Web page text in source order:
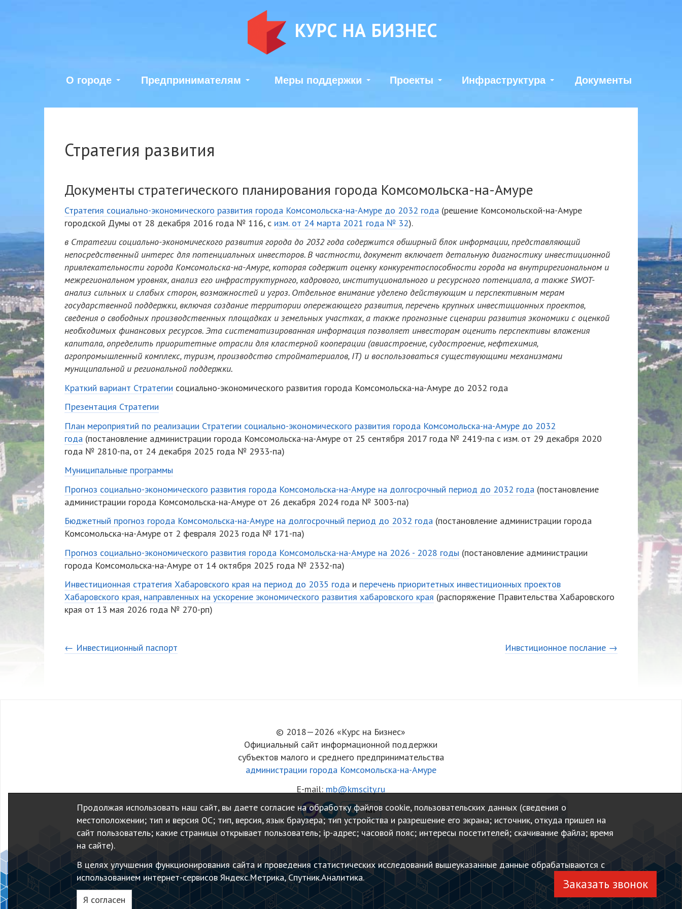
КУРС НА БИЗНЕС
О городе Предпринимателям Меры поддержки Проекты Инфраструктура Документы
Стратегия развития
Документы стратегического планирования города Комсомольска-на-Амуре
Стратегия социально-экономического развития города Комсомольска-на-Амуре до 2032 года (решение Комсомольской-на-Амуре
городской Думы от 28 декабря 2016 года № 116, с изм. от 24 марта 2021 года № 32).
в Стратегии социально-экономического развития города до 2032 года содержится обширный блок информации, представляющий
непосредственный интерес для потенциальных инвесторов. В частности, документ включает детальную диагностику инвестиционной
привлекательности города Комсомольска-на-Амуре, которая содержит оценку конкурентоспособности города на внутрирегиональном и
межрегиональном уровнях, анализ его инфраструктурного, кадрового, институционального и ресурсного потенциала, а также SWOT-
анализ сильных и слабых сторон, возможностей и угроз. Отдельное внимание уделено действующим и перспективным мерам
государственной поддержки, включая создание территории опережающего развития, перечень крупных инвестиционных проектов,
сведения о свободных производственных площадках и земельных участках, а также прогнозные сценарии развития экономики с оценкой
необходимых финансовых ресурсов. Эта систематизированная информация позволяет инвесторам оценить перспективы вложения
капитала, определить приоритетные отрасли для кластерной кооперации (авиастроение, судостроение, нефтехимия,
агропромышленный комплекс, туризм, производство стройматериалов, IT) и воспользоваться существующими механизмами
муниципальной и региональной поддержки.
Краткий вариант Стратегии социально-экономического развития города Комсомольска-на-Амуре до 2032 года
Презентация Стратегии
План мероприятий по реализации Стратегии социально-экономического развития города Комсомольска-на-Амуре до 2032
года (постановление администрации города Комсомольска-на-Амуре от 25 сентября 2017 года № 2419-па с изм. от 29 декабря 2020
года № 2810-па, от 24 декабря 2025 года № 2933-па)
Муниципальные программы
Прогноз социально-экономического развития города Комсомольска-на-Амуре на долгосрочный период до 2032 года (постановление
администрации города Комсомольска-на-Амуре от 26 декабря 2024 года № 3003-па)
Бюджетный прогноз города Комсомольска-на-Амуре на долгосрочный период до 2032 года (постановление администрации города
Комсомольска-на-Амуре от 2 февраля 2023 года № 171-па)
Прогноз социально-экономического развития города Комсомольска-на-Амуре на 2026 - 2028 годы (постановление администрации
города Комсомольска-на-Амуре от 14 октября 2025 года № 2332-па)
Инвестиционная стратегия Хабаровского края на период до 2035 года и перечень приоритетных инвестиционных проектов
Хабаровского края, направленных на ускорение экономического развития хабаровского края (распоряжение Правительства Хабаровского
края от 13 мая 2026 года № 270-рп)
← Инвестиционный паспорт Инвстиционное послание →
© 2018—2026 «Курс на Бизнес»
Официальный сайт информационной поддержки
субъектов малого и среднего предпринимательства
администрации города Комсомольска-на-Амуре
E-mail: mb@kmscity.ru
Продолжая использовать наш сайт, вы даете согласие на обработку файлов cookie, пользовательских данных (сведения о
местоположении; тип и версия ОС; тип, версия, язык браузера; тип устройства и разрешение его экрана; источник, откуда пришел на
сайт пользователь; какие страницы открывает пользователь; ip-адрес; часовой пояс; интересы посетителей; скачивание файла; время
на сайте).
В целях улучшения функционирования сайта и проведения статистических исследований вышеуказанные данные обрабатываются с
использованием интернет-сервисов Яндекс.Метрика, Спутник.Аналитика.
Я согласен
Заказать звонок